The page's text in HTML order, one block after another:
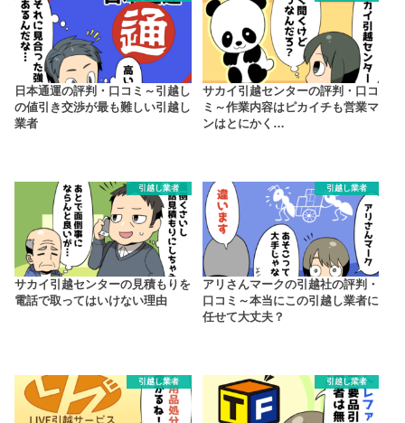
日本通運の評判・口コミ～引越し
の値引き交渉が最も難しい引越し
業者
サカイ引越センターの評判・口コ
ミ～作業内容はピカイチも営業マ
ンはとにかく…
引越し業者
サカイ引越センターの見積もりを
電話で取ってはいけない理由
引越し業者
アリさんマークの引越社の評判・
口コミ～本当にこの引越し業者に
任せて大丈夫？
引越し業者 引越し業者